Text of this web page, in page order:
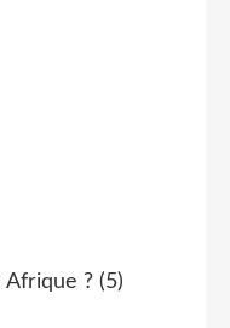
Afrique ? (5)